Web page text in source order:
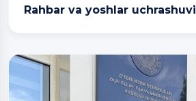
Rahbar va yoshlar uchrashuvi